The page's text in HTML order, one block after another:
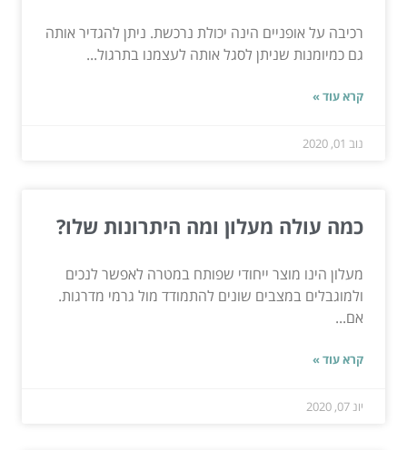
רכיבה על אופניים הינה יכולת נרכשת. ניתן להגדיר אותה
גם כמיומנות שניתן לסגל אותה לעצמנו בתרגול...
קרא עוד »
נוב 01, 2020
כמה עולה מעלון ומה היתרונות שלו?
מעלון הינו מוצר ייחודי שפותח במטרה לאפשר לנכים
ולמוגבלים במצבים שונים להתמודד מול גרמי מדרגות.
אם...
קרא עוד »
יונ 07, 2020